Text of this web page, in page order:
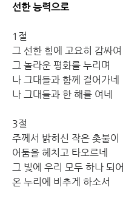
선한 능력으로
1절
그 선한 힘에 고요히 감싸여
그 놀라운 평화를 누리며
나 그대들과 함께 걸어가네
나 그대들과 한 해를 여네
3절
주께서 밝히신 작은 촛불이
어둠을 헤치고 타오르네
그 빛에 우리 모두 하나 되어
온 누리에 비추게 하소서